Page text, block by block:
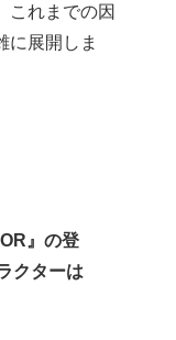
これまでの因
に展開しま
』の登
クターは